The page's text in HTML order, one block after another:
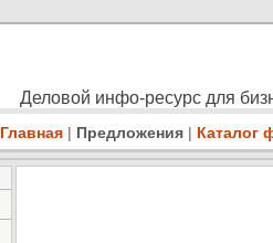
Деловой инфо-ресурс для
Главная | Предложения | Каталог